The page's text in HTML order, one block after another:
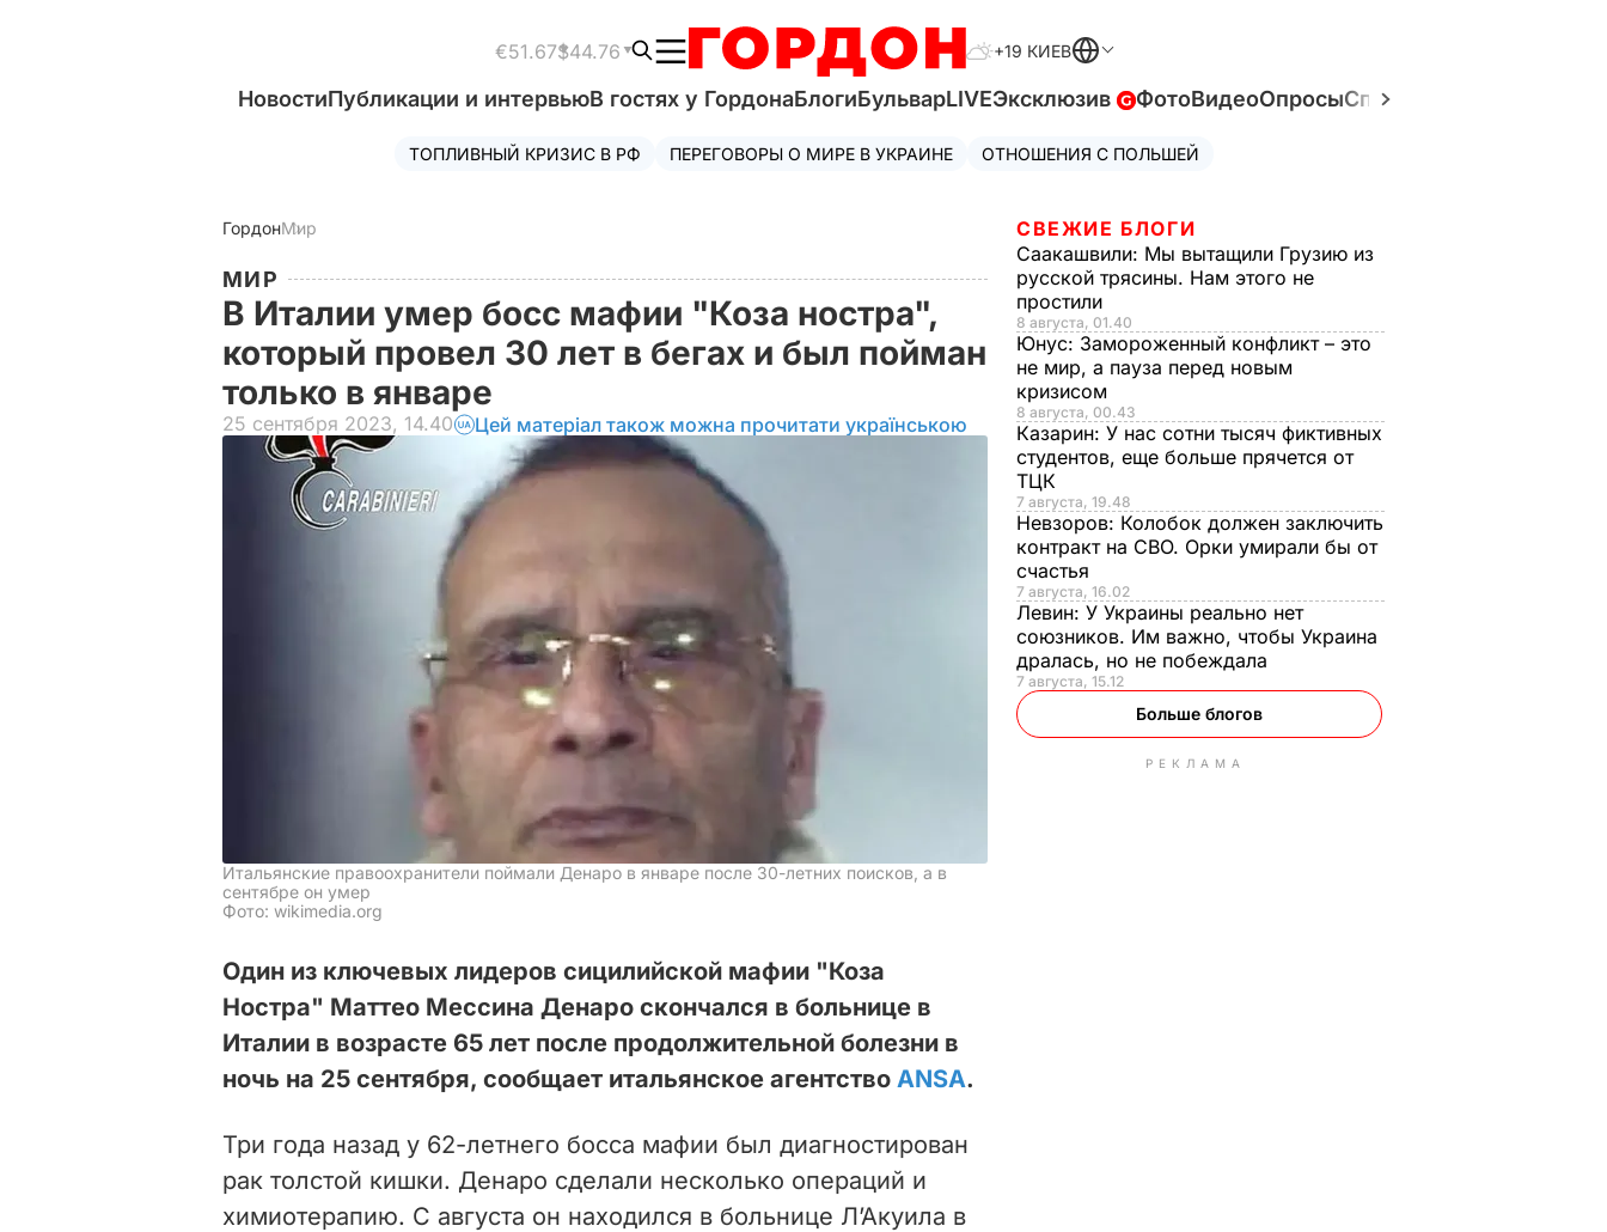
€51.67$44.76 +19 КИЕВ
НовостиПубликации и интервьюВ гостях у ГордонаБлогиБульварLIVEЭксклюзив ФотоВидеоОпросыСпецпроекты
ТОПЛИВНЫЙ КРИЗИС В РФ ПЕРЕГОВОРЫ О МИРЕ В УКРАИНЕ ОТНОШЕНИЯ С ПОЛЬШЕЙ
ГордонМир
МИР
В Италии умер босс мафии "Коза ностра",
который провел 30 лет в бегах и был пойман
только в январе
25 сентября 2023, 14.40 Цей матеріал також можна прочитати українською
Итальянские правоохранители поймали Денаро в январе после 30-летних поисков, а в
сентябре он умер
Фото: wikimedia.org
Один из ключевых лидеров сицилийской мафии "Коза
Ностра" Маттео Мессина Денаро скончался в больнице в
Италии в возрасте 65 лет после продолжительной болезни в
ночь на 25 сентября, сообщает итальянское агентство ANSA.
Три года назад у 62-летнего босса мафии был диагностирован
рак толстой кишки. Денаро сделали несколько операций и
химиотерапию. С августа он находился в больнице ЛʼАкуила в
СВЕЖИЕ БЛОГИ
Саакашвили: Мы вытащили Грузию из
русской трясины. Нам этого не
простили
8 августа, 01.40
Юнус: Замороженный конфликт – это
не мир, а пауза перед новым
кризисом
8 августа, 00.43
Казарин: У нас сотни тысяч фиктивных
студентов, еще больше прячется от
ТЦК
7 августа, 19.48
Невзоров: Колобок должен заключить
контракт на СВО. Орки умирали бы от
счастья
7 августа, 16.02
Левин: У Украины реально нет
союзников. Им важно, чтобы Украина
дралась, но не побеждала
7 августа, 15.12
Больше блогов
РЕКЛАМА